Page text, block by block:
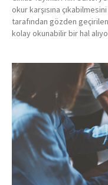
okur karşısına
tarafından gözden
kolay okunabilir bir hal